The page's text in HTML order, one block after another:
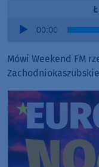
Audio
00:00
Mówi Weekend FM